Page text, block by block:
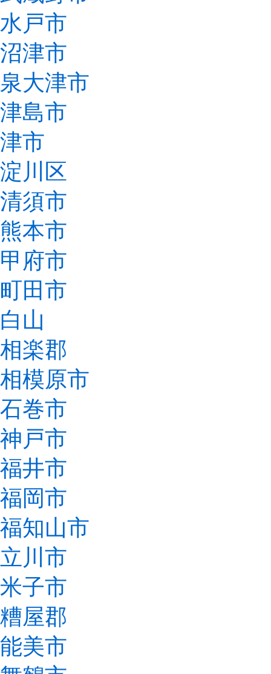
水戸市
沼津市
泉大津市
津島市
津市
淀川区
清須市
熊本市
甲府市
町田市
白山
相楽郡
相模原市
石巻市
神戸市
福井市
福岡市
福知山市
立川市
米子市
糟屋郡
能美市